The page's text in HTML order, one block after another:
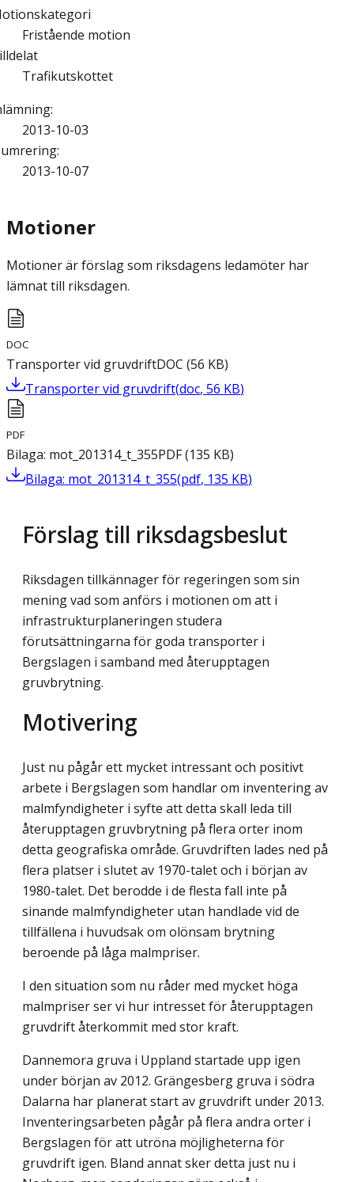
Fristående motion
Trafikutskottet
:
2013-10-03
:
2013-10-07
Motioner
Motioner är förslag som riksdagens ledamöter har
lämnat till riksdagen.
DOC
Transporter vid gruvdriftDOC (56 KB)
Transporter vid gruvdrift(doc, 56 KB)
PDF
Bilaga: mot_201314_t_355PDF(135 KB)
Bilaga: mot_201314_t_355(pdf, 135 KB)
Förslag till riksdagsbeslut
Riksdagen tillkännager för regeringen som sin
mening vad som anförs i motionen om att i
infrastrukturplaneringen studera
förutsättningarna för goda transporter i
Bergslagen i samband med återupptagen
gruvbrytning.
Motivering
Just nu pågår ett mycket intressant och positivt
arbete i Bergslagen som handlar om inventering av
malmfyndigheter i syfte att detta skall leda till
återupptagen gruvbrytning på flera orter inom
detta geografiska område. Gruvdriften lades ned på
flera platser i slutet av 1970-talet och i början av
1980-talet. Det berodde i de flesta fall inte på
sinande malmfyndigheter utan handlade vid de
tillfällena i huvudsak om olönsam brytning
beroende på låga malmpriser.
I den situation som nu råder med mycket höga
malmpriser ser vi hur intresset för återupptagen
gruvdrift återkommit med stor kraft.
Dannemora gruva i Uppland startade upp igen
under början av 2012. Grängesberg gruva i södra
Dalarna har planerat start av gruvdrift under 2013.
Inventeringsarbeten pågår på flera andra orter i
Bergslagen för att utröna möjligheterna för
gruvdrift igen. Bland annat sker detta just nu i